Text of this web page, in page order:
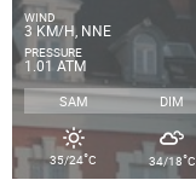
WIND
3 KM/H, NNE
PRESSURE
1.01 ATM
SAM DIM
35/24°C 34/18°C